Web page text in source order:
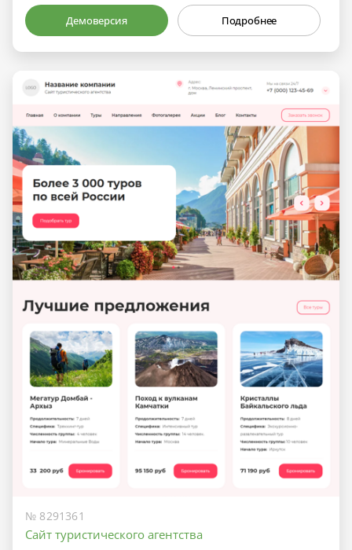
Демоверсия Подробнее
№ 8291361
Сайт туристического агентства